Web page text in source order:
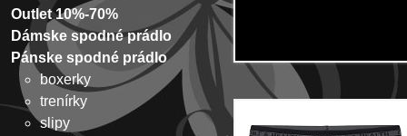
Outlet 10%-70%
Dámske spodné prádlo
Pánske spodné prádlo
boxerky
trenírky
slipy